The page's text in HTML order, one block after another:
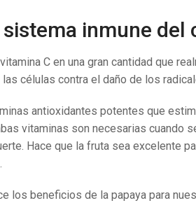
inmune del
C en una gran cantidad que
células contra el daño de los
antioxidantes potentes que
vitaminas son necesarias cuando
Hace que la fruta sea excelente
los beneficios de la papaya para